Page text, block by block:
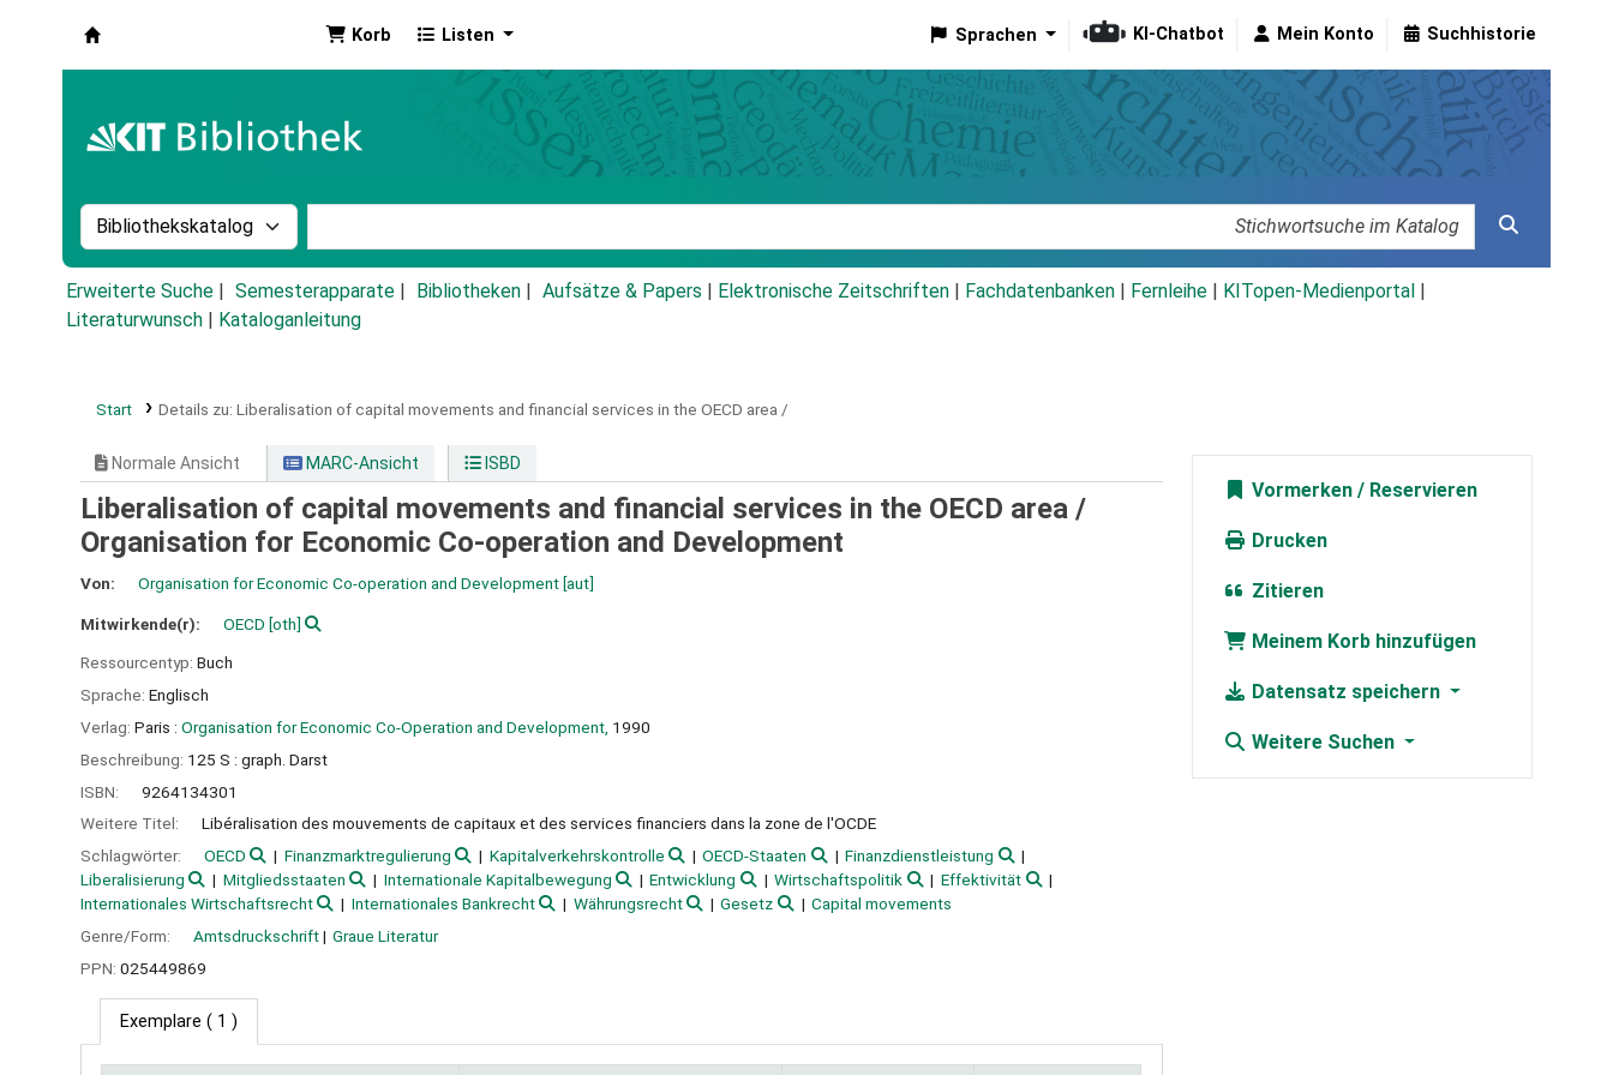
Korb Listen Sprachen KI-Chatbot Mein Konto Suchhistorie
Suche im Katalog nach:
Erweiterte Suche Semesterapparate Bibliotheken Aufsätze & Papers Elektronische Zeitschriften Fachdatenbanken Fernleihe KITopen-Medienportal
Literaturwunsch
Kataloganleitung
Start Details zu: Liberalisation of capital movements and financial services in the OECD area /
Normale Ansicht MARC-Ansicht ISBD
Liberalisation of capital movements and financial services in the OECD area /
Organisation for Economic Co-operation and Development
Von: Organisation for Economic Co-operation and Development[aut]
Mitwirkende(r): OECD [oth]
Ressourcentyp: Buch
Sprache: Englisch
Verlag: Paris : Organisation for Economic Co-Operation and Development, 1990
Beschreibung: 125 S : graph. Darst
ISBN:
9264134301
Weitere Titel:
Libéralisation des mouvements de capitaux et des services financiers dans la zone de l'OCDE
Schlagwörter:
OECD Finanzmarktregulierung Kapitalverkehrskontrolle OECD-Staaten
Finanzdienstleistung
Liberalisierung
Mitgliedsstaaten Internationale Kapitalbewegung Entwicklung Wirtschaftspolitik
Effektivität
Internationales Wirtschaftsrecht
Internationales Bankrecht Währungsrecht Gesetz
Capital movements
Genre/Form:
Amtsdruckschrift
Graue Literatur
PPN: 025449869
Exemplare ( 1 )
Vormerken
Drucken
Zitieren
Meinem Korb hinzufügen
Datensatz speichern
Weitere Suchen